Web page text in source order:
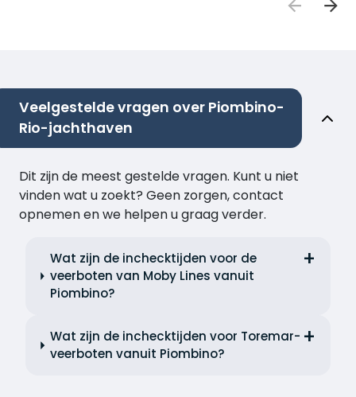
Veelgestelde vragen over Piombino-
Rio-jachthaven
Dit zijn de meest gestelde vragen. Kunt u niet
vinden wat u zoekt? Geen zorgen, contact
opnemen en we helpen u graag verder.
Wat zijn de inchecktijden voor de
veerboten van Moby Lines vanuit
Piombino?
Wat zijn de inchecktijden voor Toremar-
veerboten vanuit Piombino?